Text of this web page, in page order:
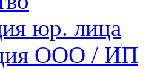
юр. лица
ООО / ИП